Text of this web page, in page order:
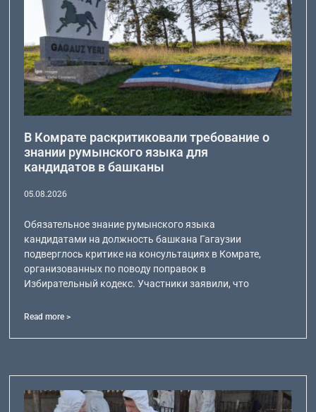
В Комрате раскритиковали требование о
знании румынского языка для
кандидатов в башканы
05.08.2026
Обязательное знание румынского языка
кандидатами на должность башкана Гагаузии
подверглось критике на консультациях в Комрате,
организованных по поводу поправок в
Избирательный кодекс. Участники заявили, что
Read more >